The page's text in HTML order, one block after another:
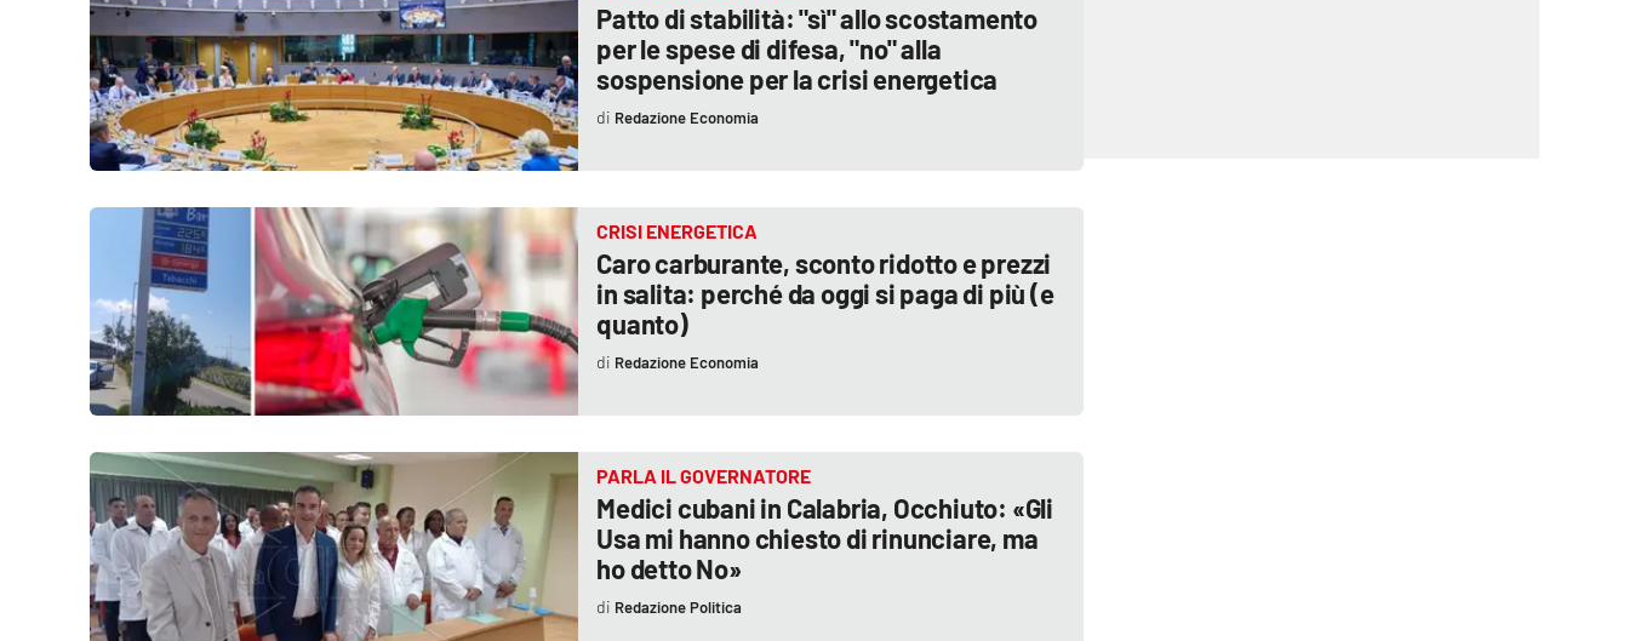
Lacapitalenews.it
Cosenzachannel.it
Ilvibonese.it
Catanzarochannel.it
Patto di stabilità: "sì" allo scostamento
per le spese di difesa, "no" alla
sospensione per la crisi energetica
Redazione Economia
CRISI ENERGETICA
Caro carburante, sconto ridotto e prezzi
in salita: perché da oggi si paga di più (e
quanto)
Redazione Economia
PARLA IL GOVERNATORE
Medici cubani in Calabria, Occhiuto: «Gli
Usa mi hanno chiesto di rinunciare, ma
ho detto No»
Redazione Politica